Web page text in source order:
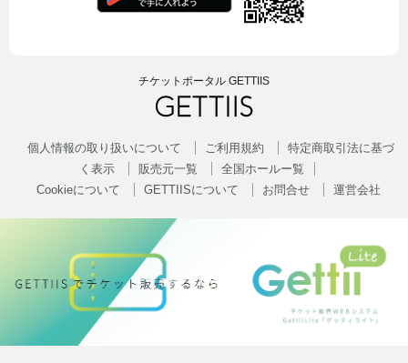
チケットポータル GETTIIS
個人情報の取り扱いについて ご利用規約
特定商取引法に基づ
く表示
販売元一覧
全国ホールー覧
Cookieについて
GETTIISについて お問合せ 運営会社